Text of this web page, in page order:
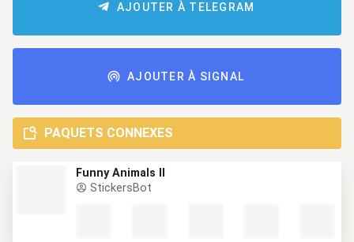
AJOUTER À TELEGRAM
AJOUTER À SIGNAL
PAQUETS CONNEXES
Funny Animals II
StickersBot